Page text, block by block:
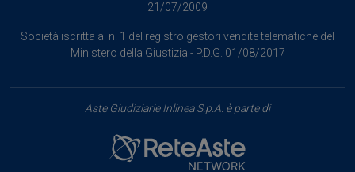
21/07/2009
Società iscritta al n. 1 del registro gestori vendite telematiche del
Ministero della Giustizia - P.D.G. 01/08/2017
Aste Giudiziarie Inlinea S.p.A. è parte di